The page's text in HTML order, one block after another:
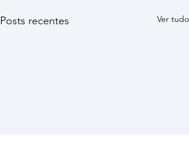
Posts recentes Ver tudo